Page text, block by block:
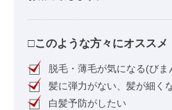
□このような方々にオススメ
脱毛・薄毛が気になる(びま
髪に弾力がない、髪が細く
白髪予防がしたい